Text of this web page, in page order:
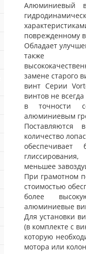
Алюминиевый
поврежденному
Обладает
также
замене старого
винт Серии
винтов не всегда
в точности
алюминиевым
количество
глиссирования,
меньшее
При грамотном
стоимостью
более
алюминиевые
Для установки
(в комплекте с
которую
мотора или